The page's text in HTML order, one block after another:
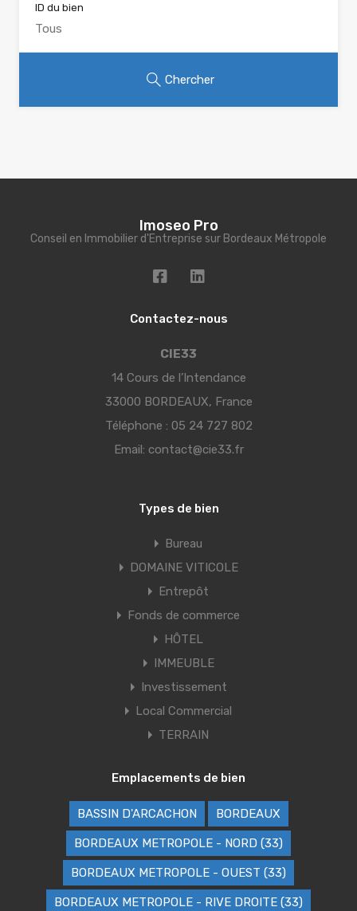
ID du bien
Chercher
Imoseo Pro
Conseil en Immobilier d'Entreprise sur Bordeaux Métropole
Contactez-nous
CIE33
14 Cours de l’Intendance
33000 BORDEAUX, France
Téléphone : 05 24 727 802
Email: contact@cie33.fr
Types de bien
Bureau
DOMAINE VITICOLE
Entrepôt
Fonds de commerce
HÔTEL
IMMEUBLE
Investissement
Local Commercial
TERRAIN
Emplacements de bien
BASSIN D'ARCACHON BORDEAUX
BORDEAUX METROPOLE - NORD (33)
BORDEAUX METROPOLE - OUEST (33)
BORDEAUX METROPOLE - RIVE DROITE (33)